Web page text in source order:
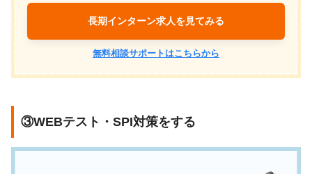
長期インターン求人を見てみる
無料相談サポートはこちらから
③WEBテスト・SPI対策をする